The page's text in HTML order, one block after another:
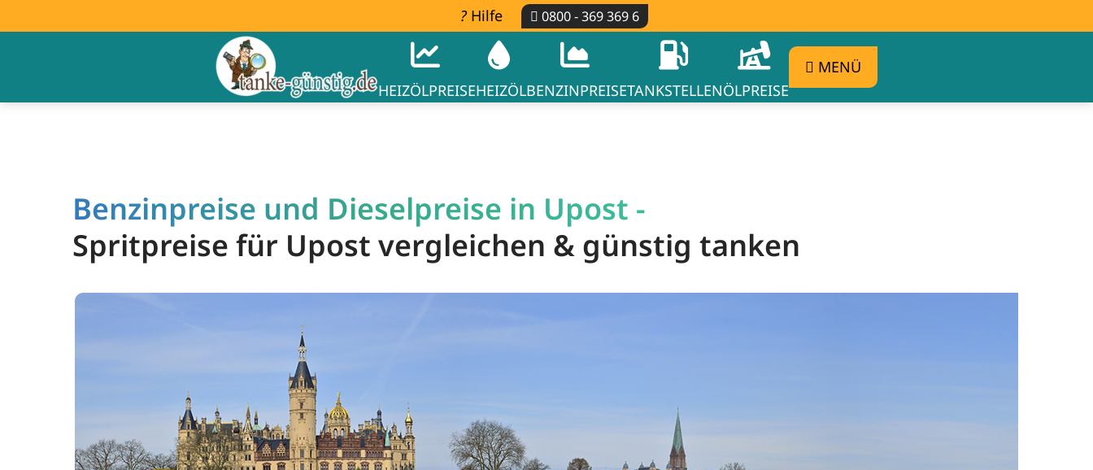
Hilfe 0800 - 369 369 6
HEIZÖLPREISEHEIZÖLBENZINPREISETANKSTELLENÖLPREISE
MENÜ
Benzinpreise und Dieselpreise in Upost -
Spritpreise für Upost vergleichen & günstig tanken